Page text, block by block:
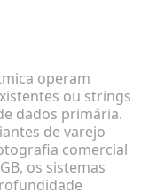
operam
ou strings
dados primária.
de varejo
comercial
os sistemas